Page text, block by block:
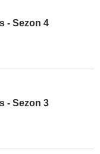
- Sezon 4
- Sezon 3